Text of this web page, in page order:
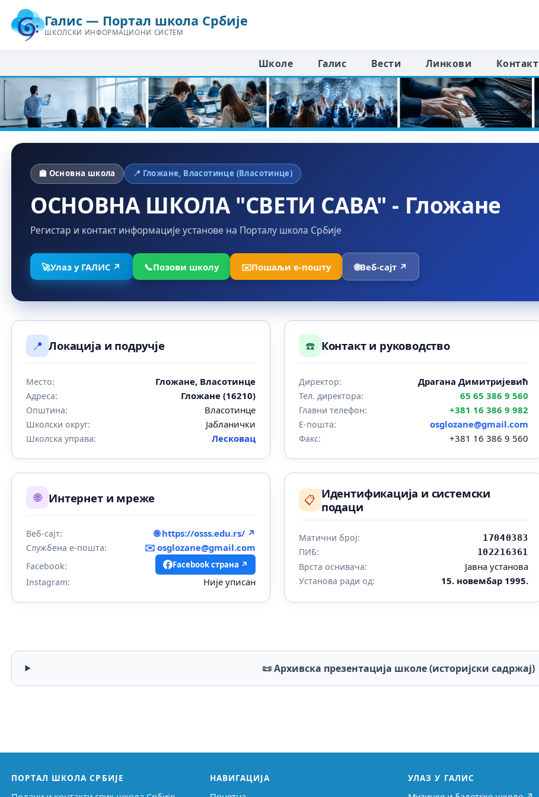
Галис — Портал школа Србије
ШКОЛСКИ ИНФОРМАЦИОНИ СИСТЕМ
Школе Галис Вести Линкови Контакт
🏫 Основна школа 📍 Гложане, Власотинце (Власотинце)
ОСНОВНА ШКОЛА "СВЕТИ САВА" - Гложане
Регистар и контакт информације установе на Порталу школа Србије
🚀Улаз у ГАЛИС ↗ 📞Позови школу ✉️Пошаљи е-пошту 🌐Веб-сајт ↗
📍 Локација и подручје
Место: Гложане, Власотинце
Адреса: Гложане (16210)
Општина: Власотинце
Школски округ: Јабланички
Школска управа: Лесковац
☎️ Контакт и руководство
Директор: Драгана Димитријевић
Тел. директора: 65 65 386 9 560
Главни телефон: +381 16 386 9 982
Е-пошта: osglozane@gmail.com
Факс: +381 16 386 9 560
🌐 Интернет и мреже
Веб-сајт: 🌐 https://osss.edu.rs/ ↗
Службена е-пошта: ✉️osglozane@gmail.com
Facebook: Facebook страна ↗
Instagram: Није уписан
📋 Идентификација и системски
подаци
Матични број: 17040383
ПИБ: 102216361
Врста оснивача: Јавна установа
Установа ради од: 15. новембар 1995.
📜 Архивска презентација школе (историјски садржај)
ПОРТАЛ ШКОЛА СРБИЈЕ НАВИГАЦИЈА УЛАЗ У ГАЛИС